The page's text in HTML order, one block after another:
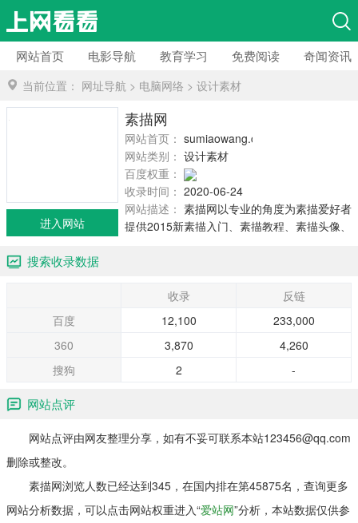
网站首页 电影导航 教育学习 免费阅读 奇闻资讯
当前位置： 网址导航 > 电脑网络 > 设计素材
素描网
网站首页： sumiaowang.com
网站类别： 设计素材
百度权重：
收录时间： 2020-06-24
网站描述： 素描网以专业的角度为素描爱好者
提供2015新素描入门、素描教程、素描头像、
进入网站
搜索收录数据
收录
反链
百度
12,100
233,000
360
3,870
4,260
搜狗
2 -
网站点评
网站点评由网友整理分享，如有不妥可联系本站123456@qq.com
删除或整改。
素描网浏览人数已经达到345，在国内排在第45875名，查询更多
网站分析数据，可以点击网站权重进入“爱站网”分析，本站数据仅供参